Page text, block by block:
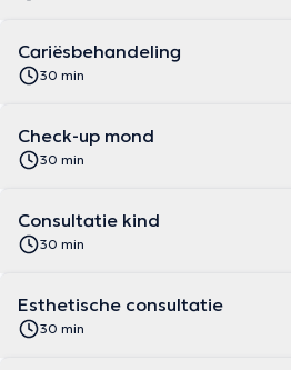
Cariësbehandeling
30 min
Check-up mond
30 min
Consultatie kind
30 min
Esthetische consultatie
30 min